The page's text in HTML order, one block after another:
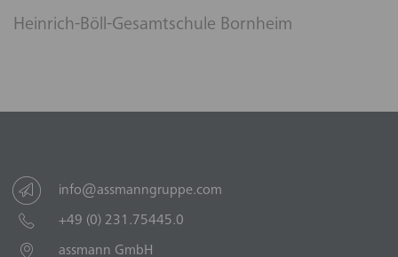
Heinrich-Böll-Gesamtschule Bornheim
info@assmanngruppe.com
+49 (0) 231.75445.0
assmann GmbH